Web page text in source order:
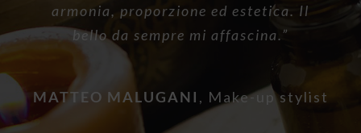
armonia, proporzione ed estetica. Il
bello da sempre mi affascina.”
MATTEO MALUGANI , Make-up stylist